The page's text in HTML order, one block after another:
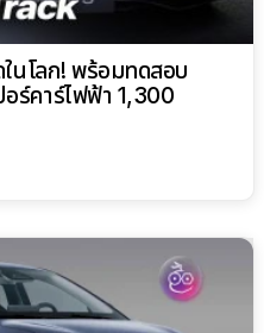
นโลก! พร้อมทดสอบ
ร์คาร์ไฟฟ้า 1,300